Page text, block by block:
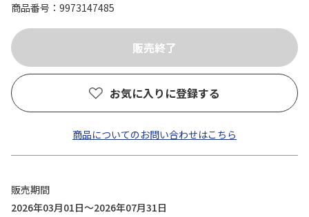
商品番号 9973147485
お気に入りに登録する
商品についてのお問い合わせはこちら
販売期間
2026年03月01日～2026年07月31日